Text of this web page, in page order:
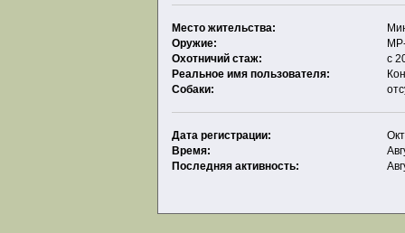
Место жительства:
Оружие:
Охотничий стаж:
c
Реальное имя пользователя:
Собаки:
Дата регистрации:
Время:
Последняя активность: